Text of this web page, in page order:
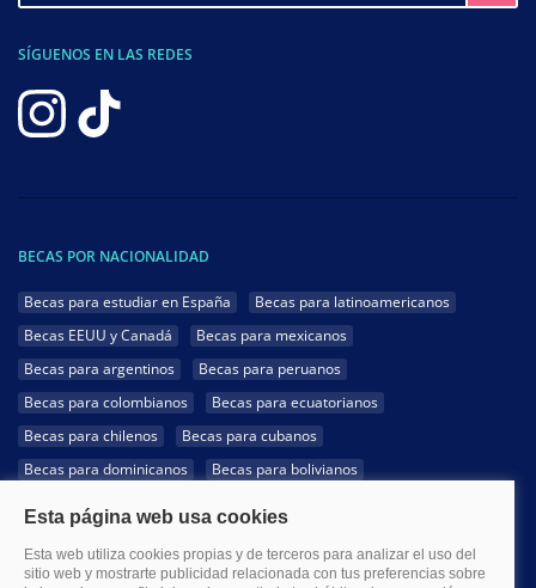
SÍGUENOS EN LAS REDES
BECAS POR NACIONALIDAD
Becas para estudiar en España
Becas para latinoamericanos
Becas EEUU y Canadá
Becas para mexicanos
Becas para argentinos
Becas para peruanos
Becas para colombianos
Becas para ecuatorianos
Becas para chilenos
Becas para cubanos
Becas para dominicanos
Becas para bolivianos
Becas para hondureños
Becas para paraguayos